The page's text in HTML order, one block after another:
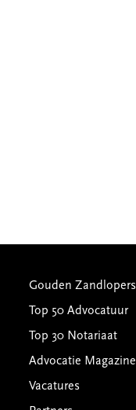
Gouden Zandlopers
Top 50 Advocatuur
Top 30 Notariaat
Advocatie Magazine
Vacatures